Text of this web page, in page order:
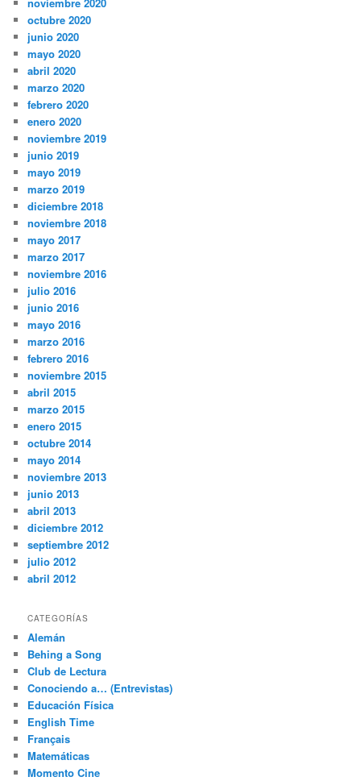
octubre 2020
junio 2020
mayo 2020
abril 2020
marzo 2020
febrero 2020
enero 2020
noviembre 2019
junio 2019
mayo 2019
marzo 2019
diciembre 2018
noviembre 2018
mayo 2017
marzo 2017
noviembre 2016
julio 2016
junio 2016
mayo 2016
marzo 2016
febrero 2016
noviembre 2015
abril 2015
marzo 2015
enero 2015
octubre 2014
mayo 2014
noviembre 2013
junio 2013
abril 2013
diciembre 2012
septiembre 2012
julio 2012
abril 2012
CATEGORÍAS
Alemán
Behing a Song
Club de Lectura
Conociendo a… (Entrevistas)
Educación Física
English Time
Français
Matemáticas
Momento Cine